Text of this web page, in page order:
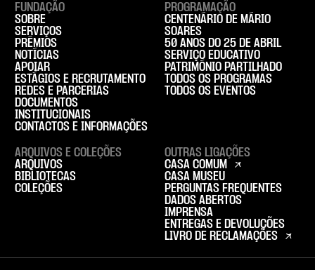
FUNDAÇÃO
SOBRE
SERVIÇOS
PRÉMIOS
NOTÍCIAS
APOIAR
ESTÁGIOS E RECRUTAMENTO
REDES E PARCERIAS
DOCUMENTOS
INSTITUCIONAIS
CONTACTOS E INFORMAÇÕES
PROGRAMAÇÃO
CENTENÁRIO DE MÁRIO
SOARES
50 ANOS DO 25 DE ABRIL
SERVIÇO EDUCATIVO
PATRIMÓNIO PARTILHADO
TODOS OS PROGRAMAS
TODOS OS EVENTOS
ARQUIVOS E COLEÇÕES
ARQUIVOS
BIBLIOTECAS
COLEÇÕES
OUTRAS LIGAÇÕES
CASA COMUM
CASA MUSEU
PERGUNTAS FREQUENTES
DADOS ABERTOS
IMPRENSA
ENTREGAS E DEVOLUÇÕES
LIVRO DE RECLAMAÇÕES